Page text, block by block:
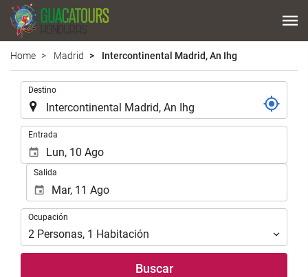
Home Madrid Intercontinental Madrid, An Ihg
Destino
Entrada
Salida
Ocupación
Ocupación
2 Personas, 1 Habitación
Buscar